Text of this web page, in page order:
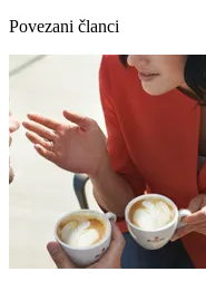
Povezani članci